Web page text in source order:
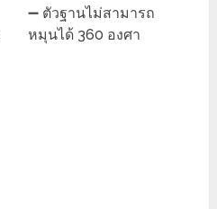
➖ ตัวฐานไม่สามารถ
หมุนได้ 360 องศา